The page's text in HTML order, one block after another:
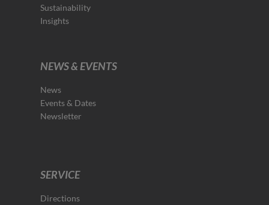
Sustainability
Insights
NEWS & EVENTS
News
Events & Dates
Newsletter
SERVICE
Directions